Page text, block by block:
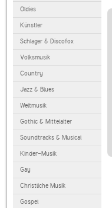
Oldies
Künstler
Schlager & Discofox
Volksmusik
Country
Jazz & Blues
Weltmusik
Gothic & Mittelalter
Soundtracks & Musical
Kinder-Musik
Gay
Christliche Musik
Gospel